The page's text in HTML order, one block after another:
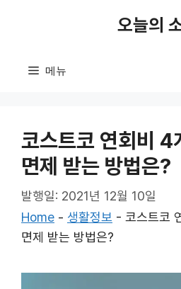
오늘의
메뉴
코스트코 연회비 4
면제 받는 방법은?
발행일: 2021년 12월 10일
Home - 생활정보 - 코스트코
면제 받는 방법은?